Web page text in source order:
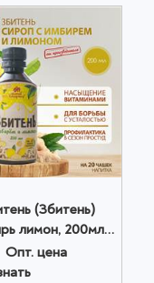
(Збитень)
лимон, 200мл
оптом
Опт. цена